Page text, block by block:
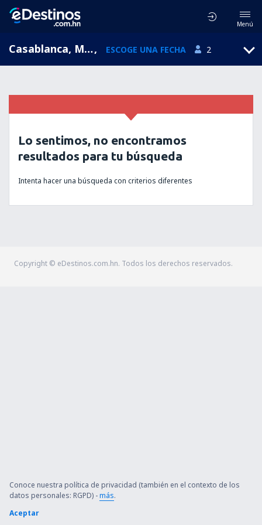
Menú
Casablanca, Mohammed V, Marruecos (CMN), ESCOGE UNA FECHA 2
Lo sentimos, no encontramos
resultados para tu búsqueda
Intenta hacer una búsqueda con criterios diferentes
Copyright © eDestinos.com.hn. Todos los derechos reservados.
Conoce nuestra política de privacidad (también en el contexto de los
datos personales: RGPD) -más.
Aceptar